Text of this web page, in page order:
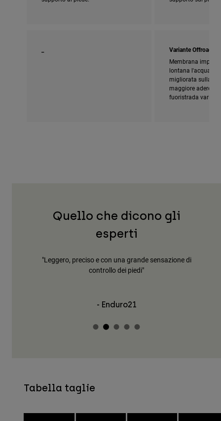
Variante Offroad
Membrana
lontana l'acqua.
migliorata sulla
maggiore
fuoristrada
Quello che dicono gli
esperti
"Leggero, preciso e con una grande sensazione di
controllo dei piedi"
- Enduro21
Tabella taglie